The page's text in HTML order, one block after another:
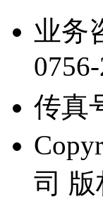
业务
传真
司 版